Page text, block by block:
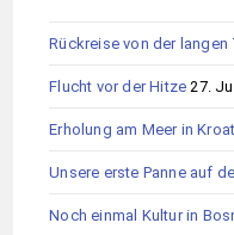
Rückreise von der langen
Flucht vor der Hitze 27.
Erholung am Meer in
Unsere erste Panne auf
Noch einmal Kultur in